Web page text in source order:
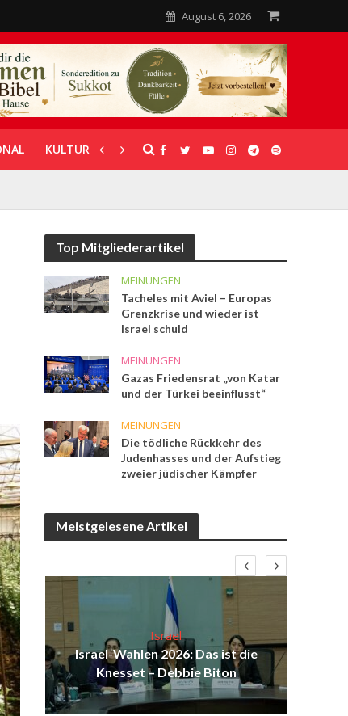
August 6, 2026
KULTUR UNTERSTÜTZUNG
Top Mitgliederartikel
MEINUNGEN
Tacheles mit Aviel – Europas
Grenzkrise und wieder ist
Israel schuld
MEINUNGEN
Gazas Friedensrat „von Katar
und der Türkei beeinflusst“
MEINUNGEN
Die tödliche Rückkehr des
Judenhasses und der Aufstieg
zweier jüdischer Kämpfer
Meistgelesene Artikel
Israel
Israel-Wahlen 2026: Das ist die
Knesset – Debbie Biton